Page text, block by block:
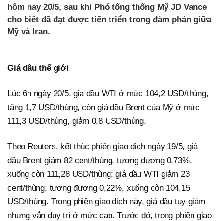
hôm nay 20/5, sau khi Phó tổng thống Mỹ JD Vance
cho biết đã đạt được tiến triển trong đàm phán giữa
Mỹ và Iran.
Giá dầu thế giới
Lúc 6h ngày 20/5, giá dầu WTI ở mức 104,2 USD/thùng,
tăng 1,7 USD/thùng, còn giá dầu Brent của Mỹ ở mức
111,3 USD/thùng, giảm 0,8 USD/thùng.
Theo Reuters, kết thúc phiên giao dịch ngày 19/5, giá
dầu Brent giảm 82 cent/thùng, tương đương 0,73%,
xuống còn 111,28 USD/thùng; giá dầu WTI giảm 23
cent/thùng, tương đương 0,22%, xuống còn 104,15
USD/thùng. Trong phiên giao dịch này, giá dầu tuy giảm
nhưng vẫn duy trì ở mức cao. Trước đó, trong phiên giao